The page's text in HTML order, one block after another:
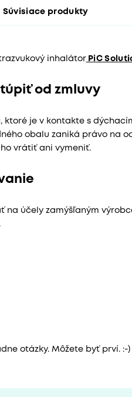
Súvisiace produkty
inhalátorPiC
od zmluvy
ktoré je v kontakte s
obalu zaniká právo na
vrátiť ani vymeniť.
účely zamýšľaným
otázky. Môžete byť prví. :-)